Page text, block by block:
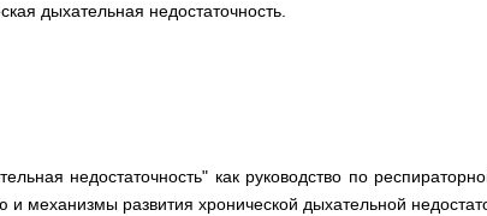
дыхательная недостаточность.
недостаточность" как руководство по
механизмы развития хронической дыхательной